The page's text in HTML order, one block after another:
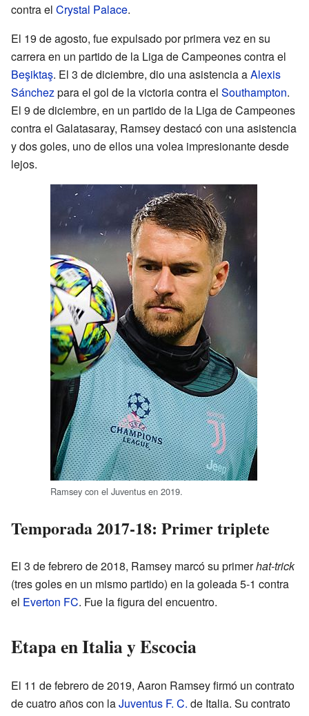
contra el Crystal Palace.
El 19 de agosto, fue expulsado por primera vez en su
carrera en un partido de la Liga de Campeones contra el
Beşiktaş. El 3 de diciembre, dio una asistencia aAlexis
Sánchezpara el gol de la victoria contra el Southampton.
El 9 de diciembre, en un partido de la Liga de Campeones
contra el Galatasaray, Ramsey destacó con una asistencia
y dos goles, uno de ellos una volea impresionante desde
lejos.
Ramsey con el Juventus en 2019.
Temporada 2017-18: Primer triplete
El 3 de febrero de 2018, Ramsey marcó su primerhat-trick
(tres goles en un mismo partido) en la goleada 5-1 contra
el Everton FC. Fue la figura del encuentro.
Etapa en Italia y Escocia
El 11 de febrero de 2019, Aaron Ramsey firmó un contrato
de cuatro años con laJuventus F. C. de Italia. Su contrato